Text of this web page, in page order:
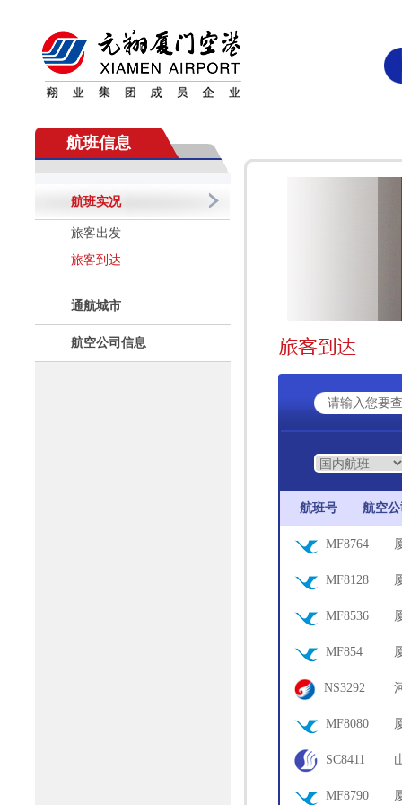
航班信息
航班实况
旅客出发
旅客到达
通航城市
航空公司信息
航班号 航空
MF8764
05 MF8128
06 MF8536
01 MF854
10 NS3292
06 MF8080
01 SC8411
75 MF8790